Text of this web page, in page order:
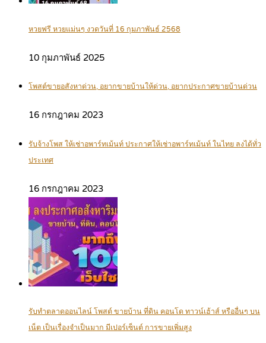
หวยฟรี หวยแม่นๆ งวดวันที่ 16 กุมภาพันธ์ 2568
10 กุมภาพันธ์ 2025
โพสต์ขายอสังหาด่วน, อยากขายบ้านให้ด่วน, อยากประกาศขายบ้านด่วน
16 กรกฎาคม 2023
รับจ้างโพส ให้เช่าอพาร์ทเม้นท์ ประกาศให้เช่าอพาร์ทเม้นท์ ในไทย ลงได้ทั่ว
ประเทศ
16 กรกฎาคม 2023
รับทำตลาดออนไลน์ โพสต์ ขายบ้าน ที่ดิน คอนโด ทาวน์เฮ้าส์ หรืออื่นๆ บน
เน็ต เป็นเรื่องจำเป็นมาก มีเปอร์เซ็นต์ การขายเพิ่มสูง